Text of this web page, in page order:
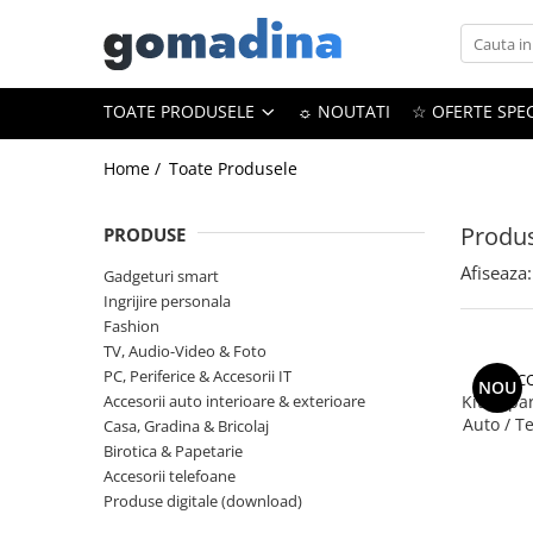
Toate Produsele
Trackere GPS
Portofele smart
Ingrijire personala
Aparate & Accesorii ingrijire
Articole Sanatate & Wellness
Cosmetice & Produse ingrijire
Parfumuri cu feromoni
Periute dinti
TOATE PRODUSELE ☼ NOUTATI ☆ OFERTE
Home / Toate Produsele
PRODUSE
Gadgeturi smart
Ingrijire personala
Fashion
TV, Audio-Video & Foto
PC, Periferice & Accesorii IT
Accesorii auto interioare & exterioare
Casa, Gradina & Bricolaj
Birotica & Papetarie
Accesorii telefoane
Produse digitale (download)
Afiseaza:
NOU
Kit
Auto /